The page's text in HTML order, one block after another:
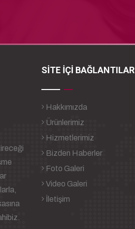
SİTE İÇİ BAĞLANTILAR
Hakkımızda
Ürünlerimiz
Hizmetlerimiz
Bizden Haberler
Foto Galeri
Video Galeri
İletişim